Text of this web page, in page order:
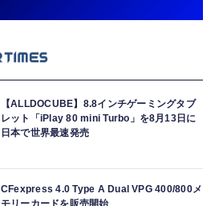
【ALLDOCUBE】8.8インチゲーミングタブ
レット「iPlay 80 mini Turbo」を8月13日に
日本で世界最速発売
CFexpress 4.0 Type A Dual VPG 400/800メ
モリーカードを販売開始